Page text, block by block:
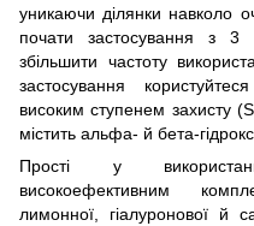
уникаючи ділянки навколо
почати застосування з 3
збільшити частоту
застосування
високим ступенем захисту
містить альфа- й бета-
Прості у
високоефективним
лимонної, гіалуронової й